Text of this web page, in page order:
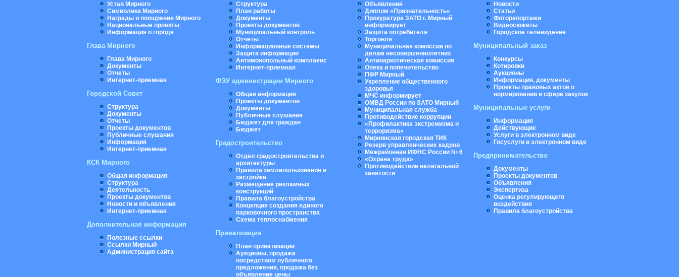
Устав Мирного
Символика Мирного
Награды и поощрения Мирного
Национальные проекты
Информация о городе
Глава Мирного
Глава Мирного
Документы
Отчеты
Интернет-приемная
Городской Совет
Структура
Документы
Отчеты
Проекты документов
Публичные слушания
Информация
Интернет-приемная
КСК Мирного
Общая информация
Структура
Деятельность
Проекты документов
Новости и объявления
Интернет-приемная
Дополнительная информация
Полезные ссылки
Ссылки Мирный
Администрация сайта
Структура
План работы
Документы
Проекты документов
Муниципальный контроль
Отчеты
Информационные системы
Защита информации
Антимонопольный комплаенс
Интернет-приемная
ФЭУ администрации Мирного
Общая информация
Проекты документов
Документы
Публичные слушания
Бюджет для граждан
Бюджет
Градостроительство
Отдел градостроительства и
архитектуры
Правила землепользования и
застройки
Размещение рекламных
конструкций
Правила благоустройства
Концепция создания единого
парковочного пространства
Схема теплоснабжения
Приватизация
План приватизации
Аукционы, продажа
посредством публичного
предложения, продажа без
объявления цены
Объявления
Диплом «Признательность»
Прокуратура ЗАТО г. Мирный
информирует
Защита потребителя
Торговля
Муниципальная комиссия по
делам несовершеннолетних
Антинаркотическая комиссия
Опека и попечительство
ПФР Мирный
Укрепление общественного
здоровья
МЧС информирует
ОМВД России по ЗАТО Мирный
Муниципальная cлужба
Противодействие коррупции
«Профилактика экстремизма и
терроризма»
Мирнинская городская ТИК
Резерв управленческих кадров
Межрайонная ИФНС России № 6
«Охрана труда»
Противодействие нелегальной
занятости
Новости
Статьи
Фоторепортажи
Видеосюжеты
Городское телевидение
Муниципальный заказ
Конкурсы
Котировки
Аукционы
Информация, документы
Проекты правовых актов о
нормировании в сфере закупок
Муниципальные услуги
Информация
Действующие
Услуги в электронном виде
Госуслуги в электронном виде
Предпринимательство
Документы
Проекты документов
Объявления
Экспертиза
Оценка регулирующего
воздействия
Правила благоустройства